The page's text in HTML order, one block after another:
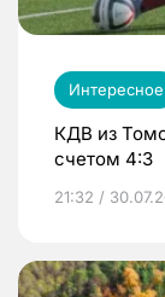
Интересное
КДВ из
счетом 4:3
21:32 /